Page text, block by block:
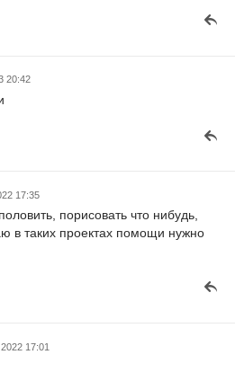
20:42
17:35
порисовать что нибудь,
в таких проектах помощи нужно
17:01